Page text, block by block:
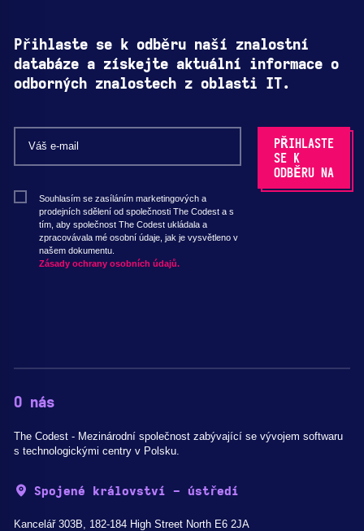
Přihlaste se k odběru naší znalostní
databáze a získejte aktuální informace o
odborných znalostech z oblasti IT.
Souhlasím se zasíláním marketingových a
prodejních sdělení od společnosti The Codest a s
tím, aby společnost The Codest ukládala a
zpracovávala mé osobní údaje, jak je vysvětleno v
našem dokumentu.
Zásady ochrany osobních údajů.
O nás
The Codest - Mezinárodní společnost zabývající se vývojem softwaru
s technologickými centry v Polsku.
Spojené království - ústředí
Kancelář 303B, 182-184 High Street North E6 2JA